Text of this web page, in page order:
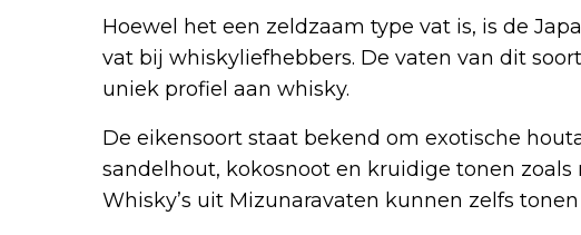
Hoewel het een zeldzaam type vat is, is de
vat bij whiskyliefhebbers. De vaten van dit
uniek profiel aan whisky.
De eikensoort staat bekend om exotische
sandelhout, kokosnoot en kruidige tonen
Whisky’s uit Mizunaravaten kunnen zelfs